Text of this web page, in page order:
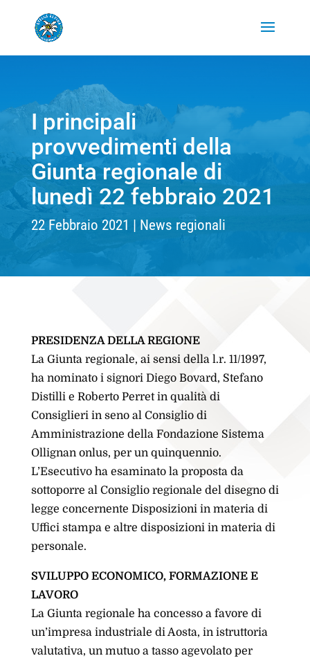
I principali
provvedimenti della
Giunta regionale di
lunedì 22 febbraio 2021
22 Febbraio 2021 News regionali
PRESIDENZA DELLA REGIONE
La Giunta regionale, ai sensi della l.r. 11/1997,
ha nominato i signori Diego Bovard, Stefano
Distilli e Roberto Perret in qualità di
Consiglieri in seno al Consiglio di
Amministrazione della Fondazione Sistema
Ollignan onlus, per un quinquennio.
L’Esecutivo ha esaminato la proposta da
sottoporre al Consiglio regionale del disegno di
legge concernente Disposizioni in materia di
Uffici stampa e altre disposizioni in materia di
personale.
SVILUPPO ECONOMICO, FORMAZIONE E
LAVORO
La Giunta regionale ha concesso a favore di
un’impresa industriale di Aosta, in istruttoria
valutativa, un mutuo a tasso agevolato per